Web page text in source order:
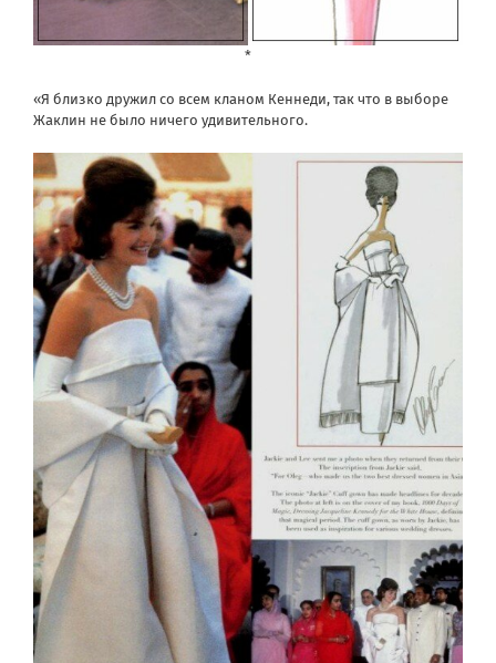
*
«Я близко дружил со всем кланом Кеннеди, так что в выборе
Жаклин не было ничего удивительного.